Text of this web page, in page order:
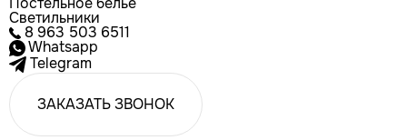
Светильники
8 963 503 6511
Whatsapp
Telegram
ЗАКАЗАТЬ ЗВОНОК